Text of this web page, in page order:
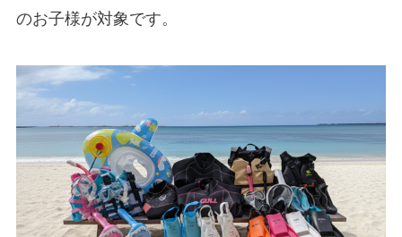
のお子様が対象です。